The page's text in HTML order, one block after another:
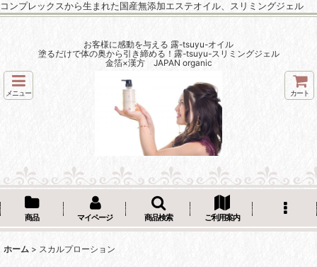
コンプレックスから生まれた国産無添加エステオイル、スリミングジェル
お客様に感動を与える 露-tsuyu-オイル
塗るだけで体の奥から引き締める！露-tsuyu-スリミングジェル
金箔×漢方 JAPAN organic
メニュー カート
商品 マイページ 商品検索 ご利用案内
ホーム > スカルプローション